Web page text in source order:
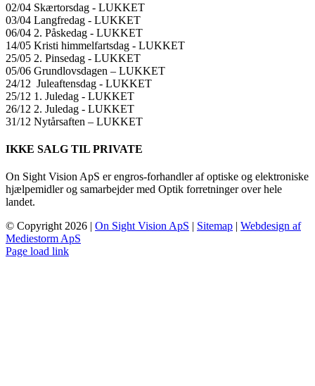
02/04 Skærtorsdag ​​- LUKKET
03/04 Langfredag ​​- LUKKET
06/04 2. Påskedag ​​- LUKKET
14/05 Kristi himmelfartsdag ​​- LUKKET
25/05 2. Pinsedag ​​- LUKKET
05/06 Grundlovsdagen – LUKKET
24/12 Juleaftensdag ​​- LUKKET
25/12 1. Juledag ​​- LUKKET
26/12 2. Juledag ​​- LUKKET
31/12 Nytårsaften – LUKKET
IKKE SALG TIL PRIVATE
On Sight Vision ApS er engros-forhandler af optiske og elektroniske
hjælpemidler og samarbejder med Optik forretninger over hele
landet.
© Copyright 2026 | On Sight Vision ApS | Sitemap | Webdesign af
Mediestorm ApS
Page load link